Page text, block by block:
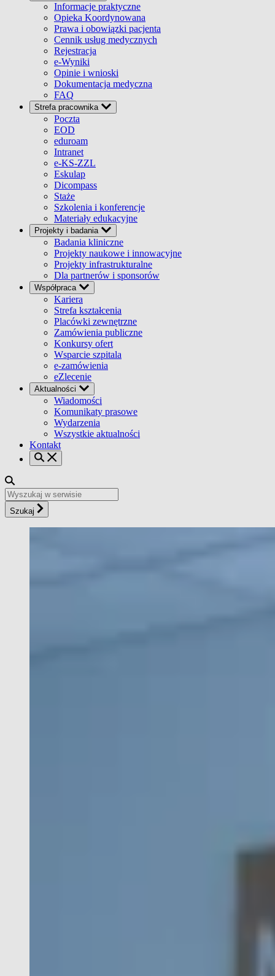
Informacje praktyczne
Opieka Koordynowana
Prawa i obowiązki pacjenta
Cennik usług medycznych
Rejestracja
e-Wyniki
Opinie i wnioski
Dokumentacja medyczna
FAQ
Strefa pracownika
Poczta
EOD
eduroam
Intranet
e-KS-ZZL
Eskulap
Dicompass
Staże
Szkolenia i konferencje
Materiały edukacyjne
Projekty i badania
Badania kliniczne
Projekty naukowe i innowacyjne
Projekty infrastrukturalne
Dla partnerów i sponsorów
Współpraca
Kariera
Strefa kształcenia
Placówki zewnętrzne
Zamówienia publiczne
Konkursy ofert
Wsparcie szpitala
e-zamówienia
eZlecenie
Aktualności
Wiadomości
Komunikaty prasowe
Wydarzenia
Wszystkie aktualności
Kontakt
Szukaj